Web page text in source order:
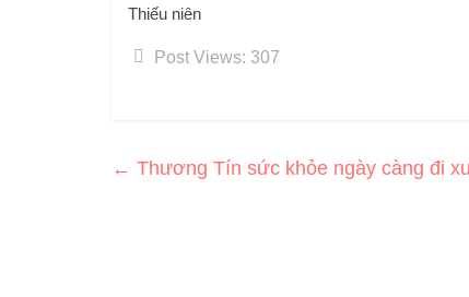
Thiếu niên
Post Views: 307
← Thương Tín sức khỏe ngày càng đi